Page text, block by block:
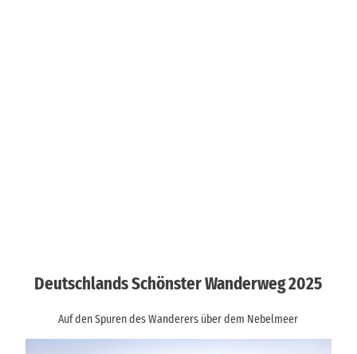
Deutschlands Schönster Wanderweg 2025
Auf den Spuren des Wanderers über dem Nebelmeer